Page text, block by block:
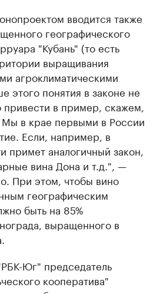
вводится также
географического
"Кубань" (то есть
выращивания
агроклиматическими
этого понятия в законе не
в пример, скажем,
Мы в крае первыми в России
Если, например, в
примет аналогичный закон,
вина Дона и т.д.", —
При этом, чтобы вино
географическим
быть на 85%
выращенного в
Юг" председатель
кооператива"